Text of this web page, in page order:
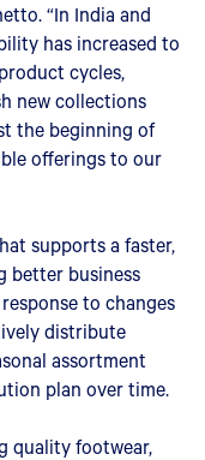
“In India and
has increased to
cycles,
new collections
the beginning of
offerings to our
supports a faster,
better business
to changes
distribute
assortment
plan over time.
quality footwear,